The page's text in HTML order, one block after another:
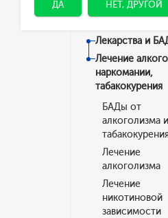
ДА НЕТ, ДРУГОЙ
Категории
Лекарства и
Лечение
наркомании,
табакокурения
БАДы от
алкоголизма и
Лечение
алкоголизма
Лечение
никотиновой
зависимости